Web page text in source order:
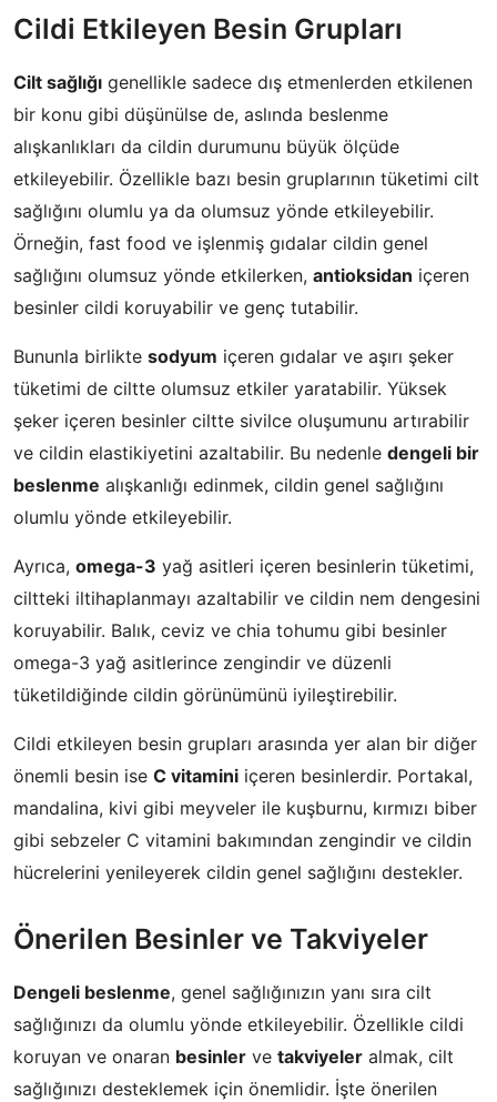
Cildi Etkileyen Besin Grupları
Cilt sağlığı genellikle sadece dış etmenlerden etkilenen
bir konu gibi düşünülse de, aslında beslenme
alışkanlıkları da cildin durumunu büyük ölçüde
etkileyebilir. Özellikle bazı besin gruplarının tüketimi cilt
sağlığını olumlu ya da olumsuz yönde etkileyebilir.
Örneğin, fast food ve işlenmiş gıdalar cildin genel
sağlığını olumsuz yönde etkilerken, antioksidan içeren
besinler cildi koruyabilir ve genç tutabilir.
Bununla birlikte sodyum içeren gıdalar ve aşırı şeker
tüketimi de ciltte olumsuz etkiler yaratabilir. Yüksek
şeker içeren besinler ciltte sivilce oluşumunu artırabilir
ve cildin elastikiyetini azaltabilir. Bu nedenle dengeli bir
beslenme alışkanlığı edinmek, cildin genel sağlığını
olumlu yönde etkileyebilir.
Ayrıca, omega-3 yağ asitleri içeren besinlerin tüketimi,
ciltteki iltihaplanmayı azaltabilir ve cildin nem dengesini
koruyabilir. Balık, ceviz ve chia tohumu gibi besinler
omega-3 yağ asitlerince zengindir ve düzenli
tüketildiğinde cildin görünümünü iyileştirebilir.
Cildi etkileyen besin grupları arasında yer alan bir diğer
önemli besin ise C vitamini içeren besinlerdir. Portakal,
mandalina, kivi gibi meyveler ile kuşburnu, kırmızı biber
gibi sebzeler C vitamini bakımından zengindir ve cildin
hücrelerini yenileyerek cildin genel sağlığını destekler.
Önerilen Besinler ve Takviyeler
Dengeli beslenme, genel sağlığınızın yanı sıra cilt
sağlığınızı da olumlu yönde etkileyebilir. Özellikle cildi
koruyan ve onaran besinler ve takviyeler almak, cilt
sağlığınızı desteklemek için önemlidir. İşte önerilen